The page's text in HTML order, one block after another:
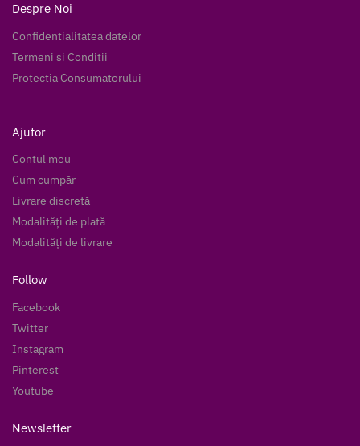
Despre Noi
Confidentialitatea datelor
Termeni si Conditii
Protectia Consumatorului
Ajutor
Contul meu
Cum cumpăr
Livrare discretă
Modalități de plată
Modalități de livrare
Follow
Facebook
Twitter
Instagram
Pinterest
Youtube
Newsletter